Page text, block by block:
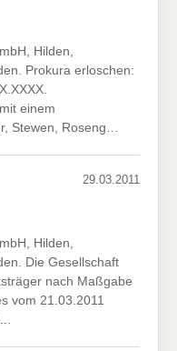
Hilden,
Prokura erloschen:
einem
Stewen, Roseng…
29.03.2011
Hilden,
Die Gesellschaft
nach Maßgabe
vom 21.03.2011